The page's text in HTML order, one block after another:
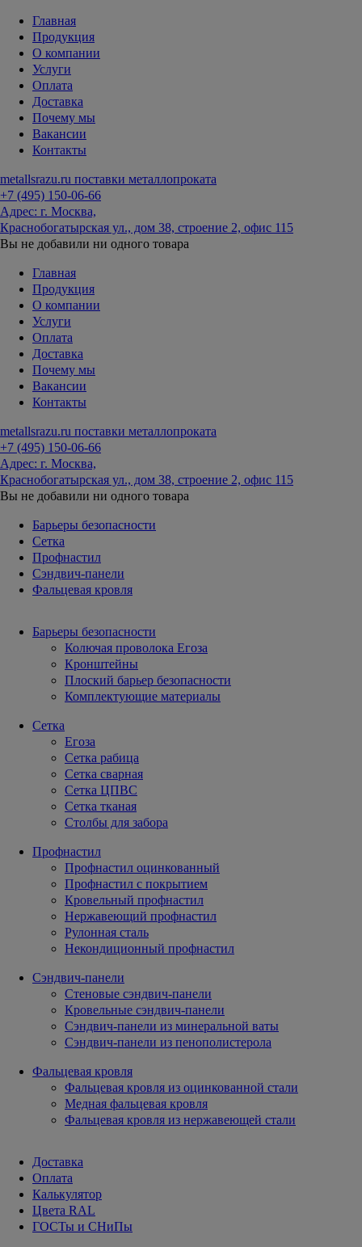
Главная
Продукция
О компании
Услуги
Оплата
Доставка
Почему мы
Вакансии
Контакты
metallsrazu.ru поставки металлопроката
+7 (495) 150-06-66
Адрес: г. Москва,
Краснобогатырская ул., дом 38, строение 2, офис 115
Вы не добавили ни одного товара
Главная
Продукция
О компании
Услуги
Оплата
Доставка
Почему мы
Вакансии
Контакты
metallsrazu.ru поставки металлопроката
+7 (495) 150-06-66
Адрес: г. Москва,
Краснобогатырская ул., дом 38, строение 2, офис 115
Вы не добавили ни одного товара
Барьеры безопасности
Сетка
Профнастил
Сэндвич-панели
Фальцевая кровля
Барьеры безопасности
Колючая проволока Егоза
Кронштейны
Плоский барьер безопасности
Комплектующие материалы
Сетка
Егоза
Сетка рабица
Сетка сварная
Сетка ЦПВС
Сетка тканая
Столбы для забора
Профнастил
Профнастил оцинкованный
Профнастил с покрытием
Кровельный профнастил
Нержавеющий профнастил
Рулонная сталь
Некондиционный профнастил
Сэндвич-панели
Стеновые сэндвич-панели
Кровельные сэндвич-панели
Сэндвич-панели из минеральной ваты
Сэндвич-панели из пенополистерола
Фальцевая кровля
Фальцевая кровля из оцинкованной стали
Медная фальцевая кровля
Фальцевая кровля из нержавеющей стали
Доставка
Оплата
Калькулятор
Цвета RAL
ГОСТы и СНиПы